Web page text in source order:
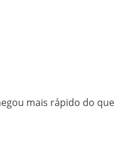
mais rápido do que